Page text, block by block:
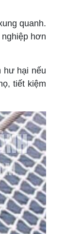
quanh.
hơn
hư hại nếu
tiết kiệm